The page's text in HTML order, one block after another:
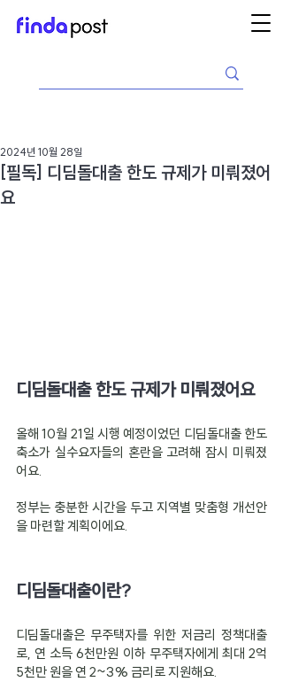
[필독] 디딤돌대출 한도 규제가 미뤄졌어
요
2024년 10월 28일
디딤돌대출 한도 규제가 미뤄졌어요
올해 10월 21일 시행 예정이었던 디딤돌대출 한도
축소가 실수요자들의 혼란을 고려해 잠시 미뤄졌
어요.
정부는 충분한 시간을 두고 지역별 맞춤형 개선안
을 마련할 계획이에요.
디딤돌대출이란?
디딤돌대출은 무주택자를 위한 저금리 정책대출
로, 연 소득 6천만원 이하 무주택자에게 최대 2억
5천만 원을 연 2~3% 금리로 지원해요.